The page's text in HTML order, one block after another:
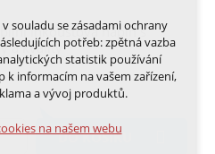
inkoustová náplň s
a kvality
DO KOŠÍKU
webu
(session): případná
apod.
vyhodnocení
souladu se zásadami ochrany
potřeb: zpětná vazba
statistik používání
informacím na vašem zařízení,
a vývoj produktů.
na našem webu